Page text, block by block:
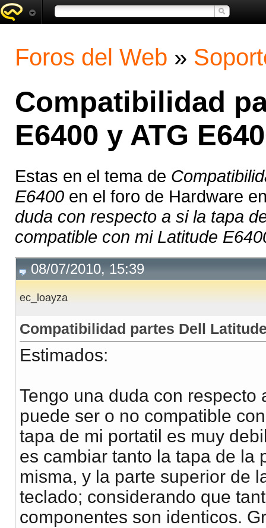
Foros del Web »
Compatibilidad
E6400 y ATG
Estas en el tema de
E6400 en el foro de Hardware
duda con respecto a si la tapa
compatible con mi Latitude
08/07/2010, 15:39
ec_loayza
Compatibilidad partes Dell
Estimados:
Tengo una duda con respecto
puede ser o no compatible
tapa de mi portatil es muy
es cambiar tanto la tapa de la
misma, y la parte superior de
teclado; considerando que
componentes son identicos.